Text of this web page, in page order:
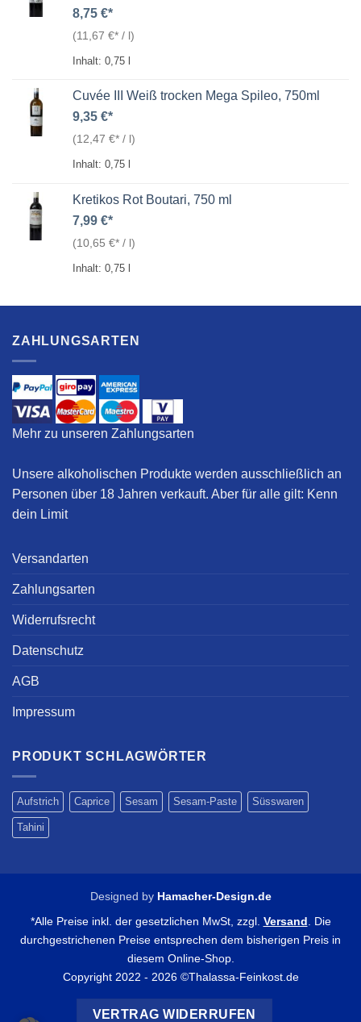
8,75 €
(11,67 € / l)
Inhalt: 0,75
Cuvée III Weiß trocken Mega Spileo, 750ml
9,35 €
(12,47 € / l)
Inhalt: 0,75
Kretikos Rot Boutari, 750 ml
7,99 €
(10,65 € / l)
Inhalt: 0,75
ZAHLUNGSARTEN
Mehr zu unseren Zahlungsarten
Unsere alkoholischen Produkte werden ausschließlich an
Personen über 18 Jahren verkauft. Aber für alle gilt: Kenn
dein Limit
Versandarten
Zahlungsarten
Widerrufsrecht
Datenschutz
AGB
Impressum
PRODUKT SCHLAGWÖRTER
Aufstrich Caprice Sesam Sesam-Paste Süsswaren
Tahini
Designed by Hamacher-Design.de
*Alle Preise inkl. der gesetzlichen MwSt, zzgl. Versand . Die
durchgestrichenen Preise entsprechen dem bisherigen Preis in
diesem Online-Shop.
Copyright 2022 - 2026 ©Thalassa-Feinkost.de
VERTRAG WIDERRUFEN